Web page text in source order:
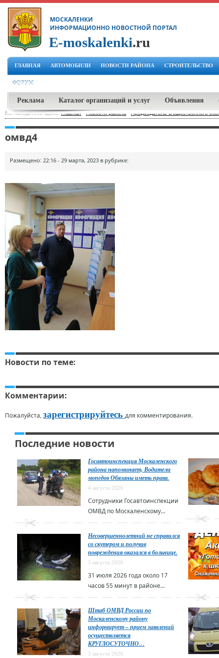
МОСКАЛЕНКИ
ИНФОРМАЦИОННО НОВОСТНОЙ ПОРТАЛ
E-moskalenki.ru
ГЛАВНАЯ АВТОМОБИЛИ НОВОСТИ РАЙОНА СТРОИТЕЛЬСТВО
ФОРУМ
Реклама Каталог организаций и услуг Объявления
Вы находитесь здесь:Главная-Новости района Председатель Общественного
омвд4
Размещено: 22:16 - 29 марта, 2023 в рубрике:
Новости по теме:
Комментарии:
Пожалуйста,зарегистрируйтесь для комментирования.
Последние новости
Госавтоинспекция Москаленского
района напоминает, Водители
мопедов Обязаны иметь права.
4 августа 2026
Сотрудники Госавтоинспекции
ОМВД по Москаленскому...
Несовершеннолетний не справился
со скутером и получив
повреждения оказался в больнице.
3 августа 2026
31 июля 2026 года около 17
часов 55 минут в районе...
Штаб ОМВД России по
Москаленскому району
информирует – прием заявлений
осуществляется
КРУГЛОСУТОЧНО…
3 августа 2026